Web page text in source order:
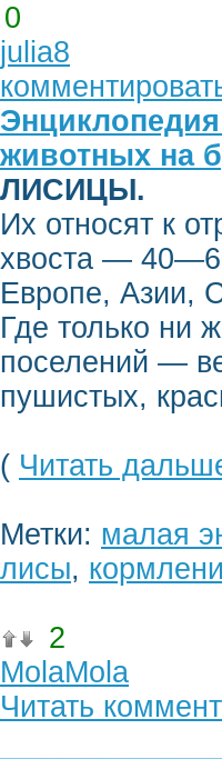
0
julia8
животных на
ЛИСИЦЫ.
Их относят к
хвоста —
Европе, Азии,
Где только ни
поселений —
пушистых,
( Читать
Метки: малая
лисы,
2
MolaMola
Читать